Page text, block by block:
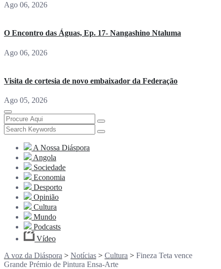
Ago 06, 2026
O Encontro das Águas, Ep. 17- Nangashino Ntaluma
Ago 06, 2026
Visita de cortesia de novo embaixador da Federação
Ago 05, 2026
A Nossa Diáspora
Angola
Sociedade
Economia
Desporto
Opinião
Cultura
Mundo
Podcasts
Vídeo
A voz da Diáspora > Notícias > Cultura > Fineza Teta vence
Grande Prémio de Pintura Ensa-Arte